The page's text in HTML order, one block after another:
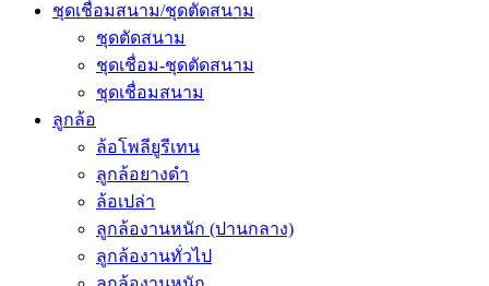
ชุดเชื่อมสนาม/ชุดตัดสนาม
ชุดตัดสนาม
ชุดเชื่อม-ชุดตัดสนาม
ชุดเชื่อมสนาม
ลูกล้อ
ล้อโพลียูรีเทน
ลูกล้อยางดำ
ล้อเปล่า
ลูกล้องานหนัก (ปานกลาง)
ลูกล้องานทั่วไป